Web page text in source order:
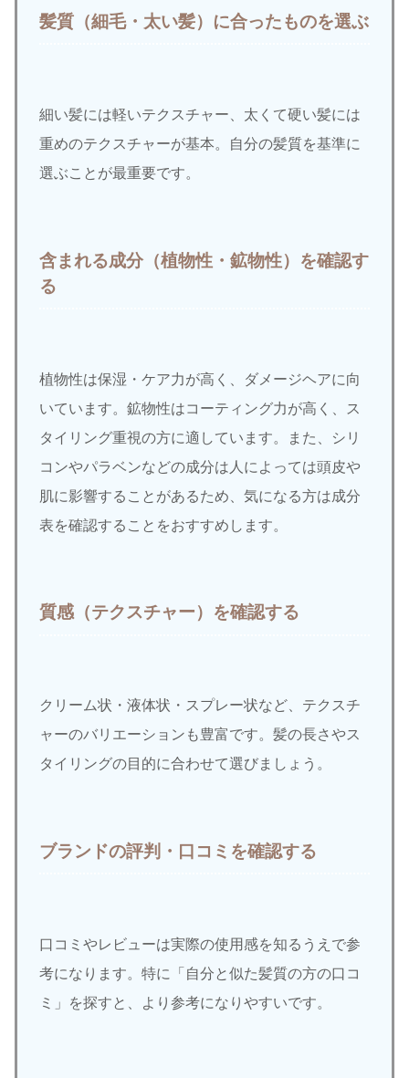
髪質（細毛・太い髪）に合ったものを選ぶ
細い髪には軽いテクスチャー、太くて硬い髪には
重めのテクスチャーが基本。自分の髪質を基準に
選ぶことが最重要です。
含まれる成分（植物性・鉱物性）を確認す
る
植物性は保湿・ケア力が高く、ダメージヘアに向
いています。鉱物性はコーティング力が高く、ス
タイリング重視の方に適しています。また、シリ
コンやパラベンなどの成分は人によっては頭皮や
肌に影響することがあるため、気になる方は成分
表を確認することをおすすめします。
質感（テクスチャー）を確認する
クリーム状・液体状・スプレー状など、テクスチ
ャーのバリエーションも豊富です。髪の長さやス
タイリングの目的に合わせて選びましょう。
ブランドの評判・口コミを確認する
口コミやレビューは実際の使用感を知るうえで参
考になります。特に「自分と似た髪質の方の口コ
ミ」を探すと、より参考になりやすいです。